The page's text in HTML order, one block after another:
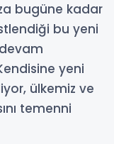
bugüne kadar
bu yeni
yeni
ülkemiz ve
temenni